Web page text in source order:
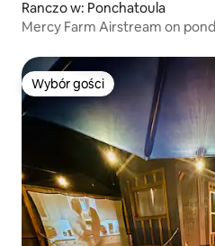
Ranczo w: Ponchatoula
Mercy Farm Airstream on pond
Wybór gości
Wybór gości